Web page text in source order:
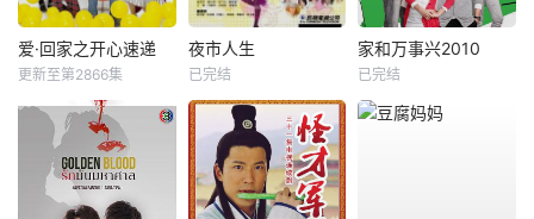
爱·回家之开心速递
更新至第2866集
夜市人生
已完结
家和万事兴2010
已完结